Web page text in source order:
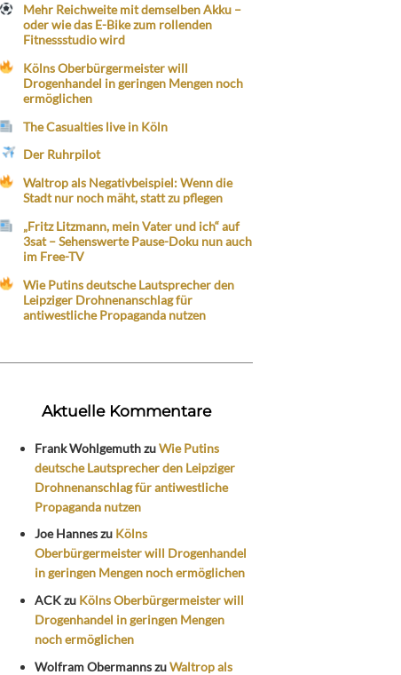
Mehr Reichweite mit demselben Akku –
oder wie das E-Bike zum rollenden
Fitnessstudio wird
Kölns Oberbürgermeister will
Drogenhandel in geringen Mengen noch
ermöglichen
The Casualties live in Köln
Der Ruhrpilot
Waltrop als Negativbeispiel: Wenn die
Stadt nur noch mäht, statt zu pflegen
„Fritz Litzmann, mein Vater und ich“ auf
3sat – Sehenswerte Pause-Doku nun auch
im Free-TV
Wie Putins deutsche Lautsprecher den
Leipziger Drohnenanschlag für
antiwestliche Propaganda nutzen
Aktuelle Kommentare
Frank WohlgemuthzuWie Putins
deutsche Lautsprecher den Leipziger
Drohnenanschlag für antiwestliche
Propaganda nutzen
Joe Hanneszu Kölns
Oberbürgermeister will Drogenhandel
in geringen Mengen noch ermöglichen
ACKzu Kölns Oberbürgermeister will
Drogenhandel in geringen Mengen
noch ermöglichen
Wolfram ObermannszuWaltrop als